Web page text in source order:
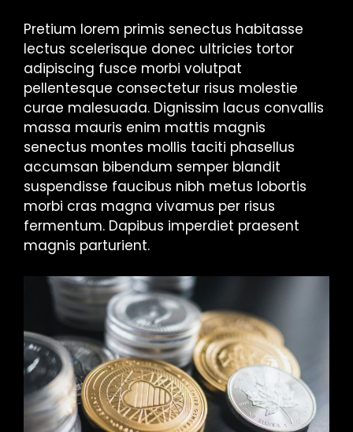
Pretium lorem primis senectus habitasse
lectus scelerisque donec ultricies tortor
adipiscing fusce morbi volutpat
pellentesque consectetur risus molestie
curae malesuada. Dignissim lacus convallis
massa mauris enim mattis magnis
senectus montes mollis taciti phasellus
accumsan bibendum semper blandit
suspendisse faucibus nibh metus lobortis
morbi cras magna vivamus per risus
fermentum. Dapibus imperdiet praesent
magnis parturient.